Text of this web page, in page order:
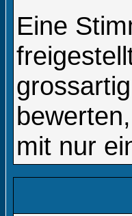
Eine
mit nur